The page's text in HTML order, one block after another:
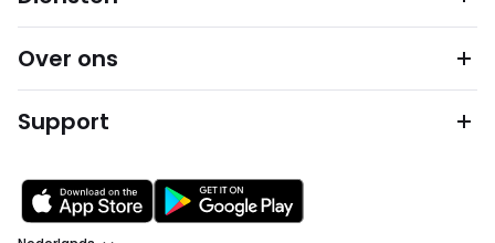
Over ons
Support